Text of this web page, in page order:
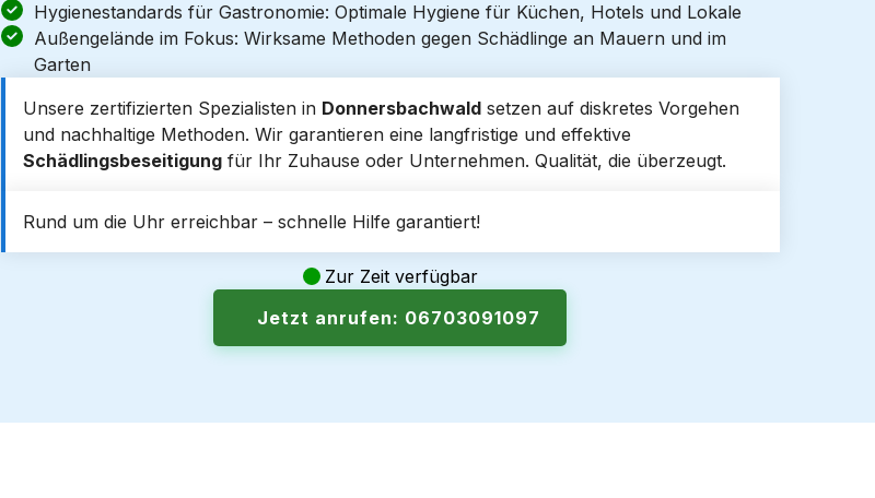
Hygienestandards für Gastronomie: Optimale Hygiene für Küchen, Hotels und Lokale
Außengelände im Fokus: Wirksame Methoden gegen Schädlinge an Mauern und im
Garten
Unsere zertifizierten Spezialisten in Donnersbachwaldsetzen auf diskretes Vorgehen
und nachhaltige Methoden. Wir garantieren eine langfristige und effektive
Schädlingsbeseitigungfür Ihr Zuhause oder Unternehmen. Qualität, die überzeugt.
Rund um die Uhr erreichbar – schnelle Hilfe garantiert!
Zur Zeit verfügbar
Jetzt anrufen: 06703091097